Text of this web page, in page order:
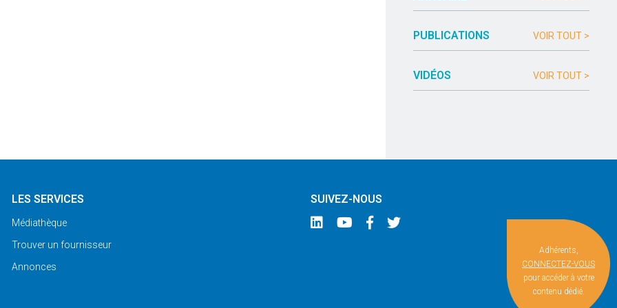
PUBLICATIONS VOIR TOUT >
VIDÉOS VOIR TOUT >
LES SERVICES
Médiathèque
Trouver un fournisseur
Annonces
SUIVEZ-NOUS
Adhérents,
CONNECTEZ-VOUS
pour accéder à votre
contenu dédié.